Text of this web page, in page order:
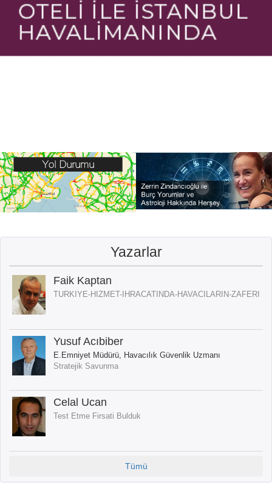
Yazarlar
Faik Kaptan
TURKIYE-HIZMET-IHRACATINDA-HAVACILARIN-ZAFERI
Yusuf Acıbiber
E.Emniyet Müdürü, Havacılık Güvenlik Uzmanı
Stratejik Savunma
Celal Ucan
Test Etme Firsati Bulduk
Tümü